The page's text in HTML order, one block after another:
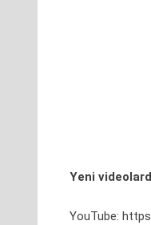
Yeni
YouTube: